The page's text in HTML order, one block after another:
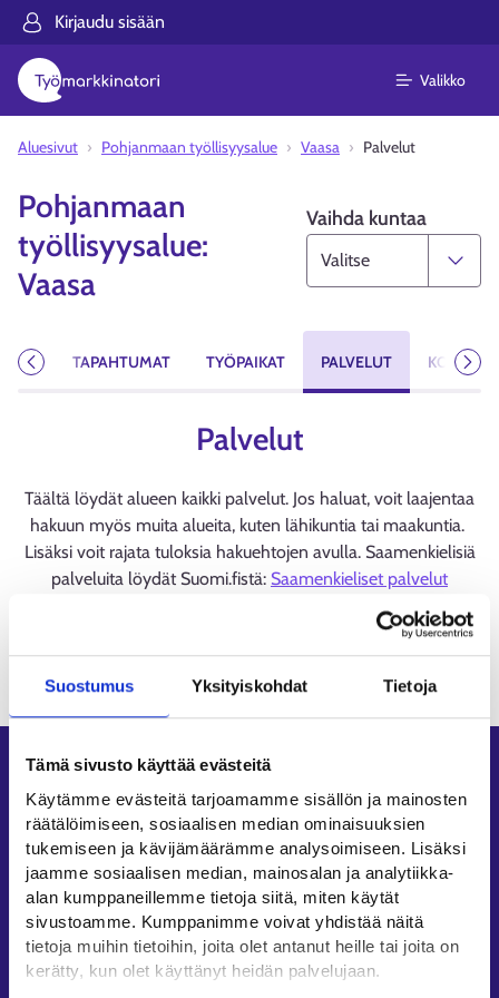
Suostumus Yksityiskohdat Tietoja
Tämä sivusto käyttää evästeitä
Käytämme evästeitä tarjoamamme sisällön ja mainosten
räätälöimiseen, sosiaalisen median ominaisuuksien
tukemiseen ja kävijämäärämme analysoimiseen. Lisäksi
jaamme sosiaalisen median, mainosalan ja analytiikka-
alan kumppaneillemme tietoja siitä, miten käytät
sivustoamme. Kumppanimme voivat yhdistää näitä
tietoja muihin tietoihin, joita olet antanut heille tai joita on
kerätty, kun olet käyttänyt heidän palvelujaan.
Kirjaudu sisään
Valikko
Aluesivut Pohjanmaan työllisyysalue Vaasa Palvelut
Pohjanmaan
työllisyysalue:
Vaasa
Vaihda kuntaa
TAPAHTUMAT TYÖPAIKAT PALVELUT
Edellinen
Palvelut
Täältä löydät alueen kaikki palvelut. Jos haluat, voit laajentaa
hakuun myös muita alueita, kuten lähikuntia tai maakuntia.
Lisäksi voit rajata tuloksia hakuehtojen avulla. Saamenkielisiä
palveluita löydät Suomi.fistä: Saamenkieliset palvelut
Oikopolut
Asiointi
Oma työpolku
Työnhakuprofiili
Avoimet työpaikat
Tietoa muilla kielillä